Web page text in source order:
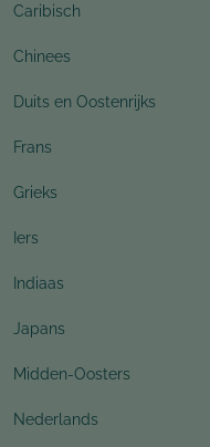
Caribisch
Chinees
Duits en Oostenrijks
Frans
Grieks
Iers
Indiaas
Japans
Midden-Oosters
Nederlands